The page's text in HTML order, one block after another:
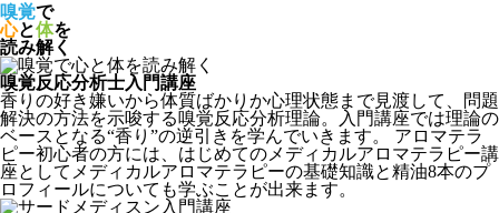
嗅覚で
心と体を
読み解く
嗅覚反応分析士入門講座
香りの好き嫌いから体質ばかりか心理状態まで見渡して、問題
解決の方法を示唆する嗅覚反応分析理論。入門講座では理論の
ベースとなる“香り”の逆引きを学んでいきます。 アロマテラ
ピー初心者の方には、はじめてのメディカルアロマテラピー講
座としてメディカルアロマテラピーの基礎知識と精油8本のプ
ロフィールについても学ぶことが出来ます。